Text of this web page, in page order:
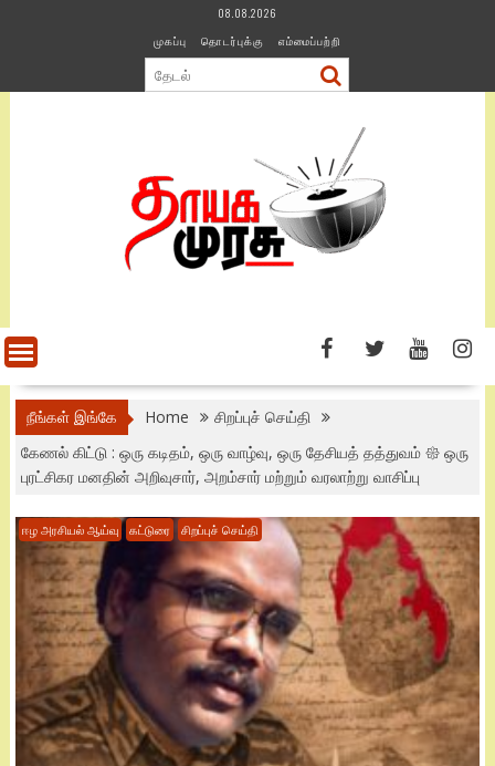
08.08.2026
முகப்பு
தொடர்புக்கு எம்மைப்பற்றி
நீங்கள் இங்கே Home
சிறப்புச் செய்தி
கேணல் கிட்டு : ஒரு கடிதம், ஒரு வாழ்வு, ஒரு தேசியத் தத்துவம் 𑁍 ஒரு
புரட்சிகர மனதின் அறிவுசார், அறம்சார் மற்றும் வரலாற்று வாசிப்பு
ஈழ அரசியல் ஆய்வு கட்டுரை சிறப்புச் செய்தி